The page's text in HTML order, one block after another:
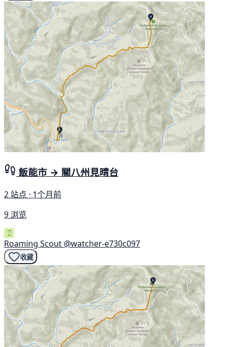
飯能市 → 關八州見晴台
2 站点 · 1个月前
9 浏览
Roaming Scout @watcher-e730c097
收藏